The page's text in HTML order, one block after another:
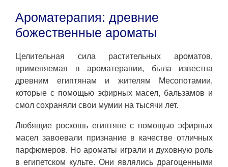
Ароматерапия: древние
божественные ароматы
Целительная сила растительных ароматов,
применяемая в ароматерапии, была известна
древним египтянам и жителям Месопотамии,
которые с помощью эфирных масел, бальзамов и
смол сохраняли свои мумии на тысячи лет.
Любящие роскошь египтяне с помощью эфирных
масел завоевали признание в качестве отличных
парфюмеров. Но ароматы играли и духовную роль
в египетском культе. Они являлись драгоценными